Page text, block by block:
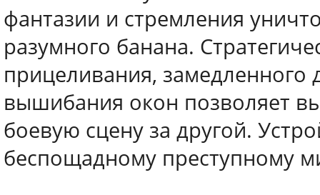
фантазии и стремления
разумного банана.
прицеливания, замедленного
вышибания окон позволяет
боевую сцену за другой.
беспощадному преступному